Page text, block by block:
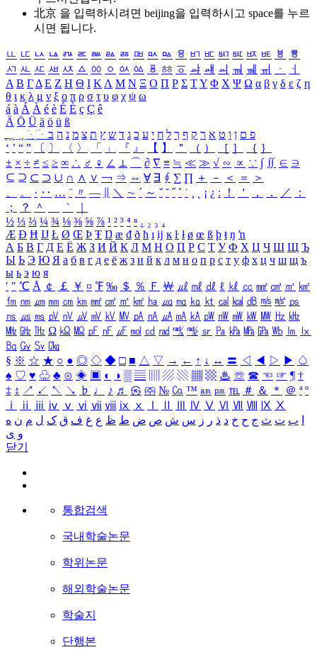
北京 을 입력하시려면 beijing을 입력하시고 space를 누르
시면 됩니다.
ㅥ ㅦ ㅧ ㅨ ㅩ ㅪ ㅫ ㅬ ㅭ ㅮ ㅯ ㅰ ㅱ ㅲ ㅳ ㅴ ㅵ ㅶ ㅷ ㅸ
ㅹ
ㅺ ㅻ ㅼ ㅽ ㅾ ㅿ ㆀ ㆁ ㆂ ㆃ ㆄ ㆅ ㆆ ㆇ ㆈ ㆉ ㆊ ㆋ ㆌ ㆍ
ㆎ
Α Β ΓΔ Ε Ζ Η Θ Ι ΚΛ Μ Ν Ξ Ο Π Ρ Σ ΤΥ Φ Χ Ψ Ω α β γ δ ε ζ η
θ ι κ λ μ ν ξ ο π ρ σ τ υ φ χ ψ ω
á à Á À é è É È ç Ç ê
Ä Ö Ü ä ö ü ß
ִֶֹ ֻּ ׁׂ פ ם ן ו ט א ר ק ף ך ל ח י ע כ ג ד ש ץ ת צ מ נ ה ב
‘ ’ “ ” 〔 〕 〈 〉 「 」 『 』 【 】 ＂ （ ） ［ ］ ｛ ｝
± × ÷ ≠ ≤ ≥ ∞ ∴ ♂ ♀ ∠ ⊥ ⌒ ∂ ∇ ≡ ≒ ≪ ≫ √ ∽ ∝ ∵ ∫ ∬ ∈ ∋
⊆ ⊇ ⊂ ⊃ ∪ ∩ ∧ ∨ ￢ ⇒ ⇔ ∀ ∃ ∮ ∑ ∏ ＋ － ＜ ＝
＞
、
。 · ‥ … ¨ 〃 ― ＼ ∼ ´ ～ ˇ ˘ ˝ ˚ ˙ ¸ ¡ ¿ ː ！ ＇ ， ． ／
：
；
？ ＾ ｀
½ ⅓ ⅔ ¼ ¾ ⅛ ⅜ ⅝ ⅞ ¹ ² ³ ⁴ ⁿ ₁ ₂ ₃ ₄
Æ Ð Ħ Ĳ Ł Ø Œ Þ Ŧ Ŋ æ đ ð ħ ı ĳ ĸ ŀ ł ø œ ß þ ŧ ŋ ŉ
А Б В Г Д Е Ё Ж З И Й К Л М Н О П Р С Т У Ф Х Ц Ч Ш Щ Ъ
Ы Ь Э Ю Я а б в г д е ё ж з и й к л м н о п р с т у ф х ц ч ш щ ъ
ы ь э ю я
′ ″ ℃ Å ￠ ￡ ￥ ¤ ℉ ‰ ＄ ％ Ｆ ￦ ㎕ ㎖ ㎗ ℓ ㎘ ㏄ ㎣ ㎤ ㎥ ㎦
㎙ ㎚ ㎛ ㎜ ㎝ ㎞ ㎟ ㎠ ㎡ ㎢ ㏊ ㎍ ㎎ ㎏ ㏏ ㎈ ㎉ ㏈ ㎧ ㎨ ㎰
㎱ ㎲ ㎳ ㎴ ㎵ ㎶ ㎷ ㎸ ㎹ ㎀ ㎁ ㎂ ㎃ ㎄ ㎺ ㎻ ㎽ ㎾ ㎿ ㎐ ㎑
㎒ ㎓ ㎔ Ω ㏀ ㏁ ㎊ ㎋ ㎌ ㏖ ㏅ ㎭ ㎮ ㎯ ㏛ ㎩ ㎪ ㎫ ㎬ ㏝ ㏐
㏓
㏃ ㏉ ㏜ ㏆
§ ※ ☆ ★ ○ ● ◎ ◇ ◆ □ ■ △ ▽ → ← ↑ ↓ ↔ 〓 ◁ ◀ ▷ ▶ ♤
♠ ♡ ♥ ♧ ♣ ⊙ ◈ ▣ ◐ ◑ ▒ ▤ ▨ ▧ ▦ ▩ ♨ ☏ ☎ ☜ ☞ ¶ †
‡ ↕ ↗ ↙ ↖ ↘ ♭ ♩ ♪ ♬ ㉿ ㈜ № ㏇ ™ ㏂ ㏘ ℡ ＃ ＆ ＊ ＠ ª º
ⅰ
ⅱ ⅲ ⅳ ⅴ ⅵ ⅶ ⅷ ⅸ ⅹ Ⅳ Ⅴ Ⅵ Ⅶ Ⅷ Ⅸ Ⅹ
ب ت ث ج ح خ د ذ ر ز س ش ص ض ط ظ ع غ ف ق ک ل م ن ه
و ی
닫기
통합검색
국내학술논문
학위논문
해외학술논문
학술지
단행본